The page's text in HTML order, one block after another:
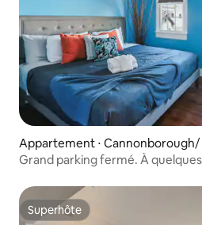
Appartement ⋅ Cannonborough/
h
Grand parking fermé. À
Superhôte
Superhôte